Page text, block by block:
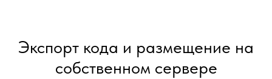
Экспорт кода и размещение на
собственном сервере